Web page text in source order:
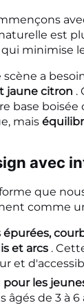
est
qui minimise
scène a
jaune citron .
base
mais
avec
que
comme
épurées,
et arcs .
et
pour les
âgés de 3 à